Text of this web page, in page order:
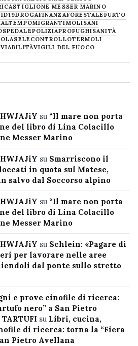
CASTIGLIONE MESSER MARINO
DROGAFINANZAFORESTALE FURTO
MIGRANTIMOLISANI
POLIZIAPROFUGHISANITÀ
SELECONTROLLOTERMOLI
VIABILITÀVIGILI DEL FUOCO
su “Il mare non porta
del libro di Lina Colacillo
Messer Marino
su Smarriscono il
in quota sul Matese,
salvo dal Soccorso alpino
su “Il mare non porta
del libro di Lina Colacillo
Messer Marino
su Schlein: «Pagare di
per lavorare nelle aree
dal ponte sullo stretto
e prove cinofile di ricerca:
nero” a San Pietro
su Libri, cucina,
di ricerca: torna la “Fiera
Pietro Avellana